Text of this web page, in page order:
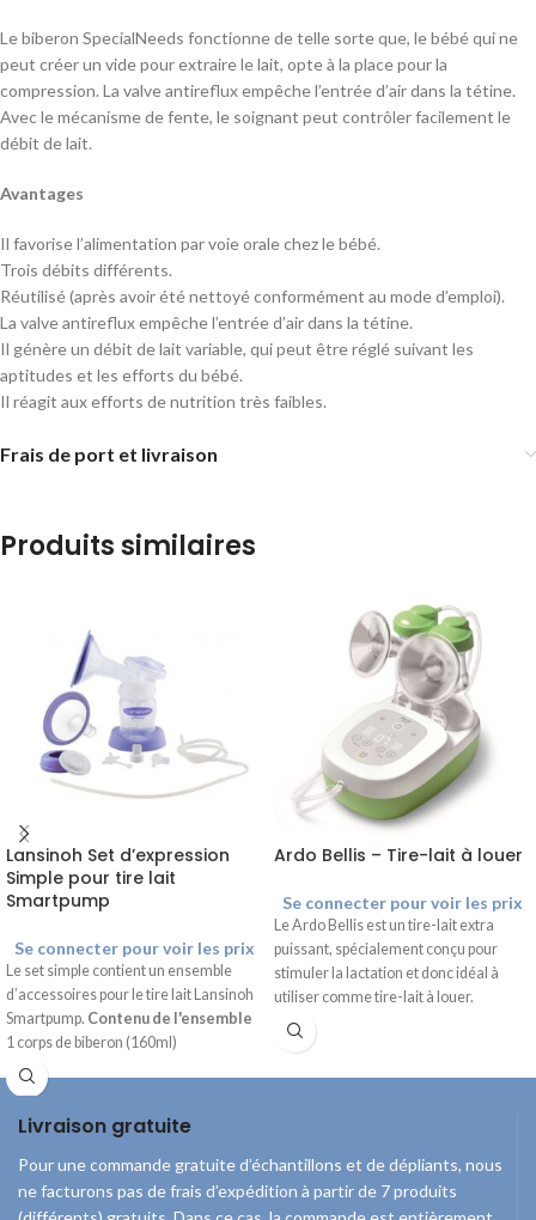
Le biberon SpecialNeeds fonctionne de telle sorte que, le bébé qui ne
peut créer un vide pour extraire le lait, opte à la place pour la
compression. La valve antireflux empêche l’entrée d’air dans la tétine.
Avec le mécanisme de fente, le soignant peut contrôler facilement le
débit de lait.
Avantages
Il favorise l’alimentation par voie orale chez le bébé.
Trois débits différents.
Réutilisé (après avoir été nettoyé conformément au mode d’emploi).
La valve antireflux empêche l’entrée d’air dans la tétine.
Il génère un débit de lait variable, qui peut être réglé suivant les
aptitudes et les efforts du bébé.
Il réagit aux efforts de nutrition très faibles.
Frais de port et livraison
Produits similaires
Lansinoh Set d’expression
Simple pour tire lait
Smartpump
Se connecter pour voir les prix
Le set simple contient un ensemble
d’accessoires pour le tire lait Lansinoh
Smartpump. Contenu de l'ensemble
1 corps de biberon (160ml)
1 porte-biberon
1 téterelle ComfortFit 25 mm
1 téterelle ComfortFit 30.5 mm
2 valves
1 élément de pompage (corps téterelle,
diaphragme et couvercle diaphragme)
3 tubes (2 x court + 1 x long)
Ardo Bellis – Tire-lait à louer
Se connecter pour voir les prix
Le Ardo Bellis est un tire-lait extra
puissant, spécialement conçu pour
stimuler la lactation et donc idéal à
utiliser comme tire-lait à louer.
Contenu
Tire-lait Ardo Bellis
Ouverture de connexion pour
adaptateur d'alimentation USB
Le tire-lait Ardo Bellis est un tire-lait à
Livraison gratuite
Pour une commande gratuite d’échantillons et de dépliants, nous
ne facturons pas de frais d’expédition à partir de 7 produits